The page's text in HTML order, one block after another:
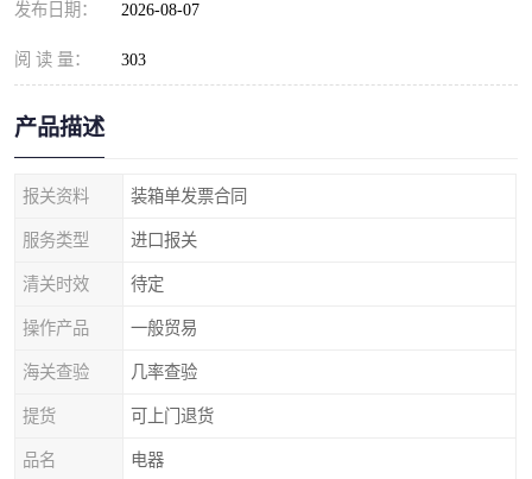
发布日期： 2026-08-07
阅 读 量： 303
产品描述
报关资料 装箱单发票合同
服务类型 进口报关
清关时效 待定
操作产品 一般贸易
海关查验 几率查验
提货 可上门退货
品名 电器